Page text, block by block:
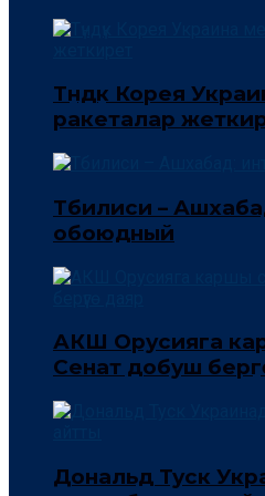
Түндүк Корея
ракеталар
Тбилиси –
обоюдный
АКШ Орусияга
Сенат добуш
Дональд Туск